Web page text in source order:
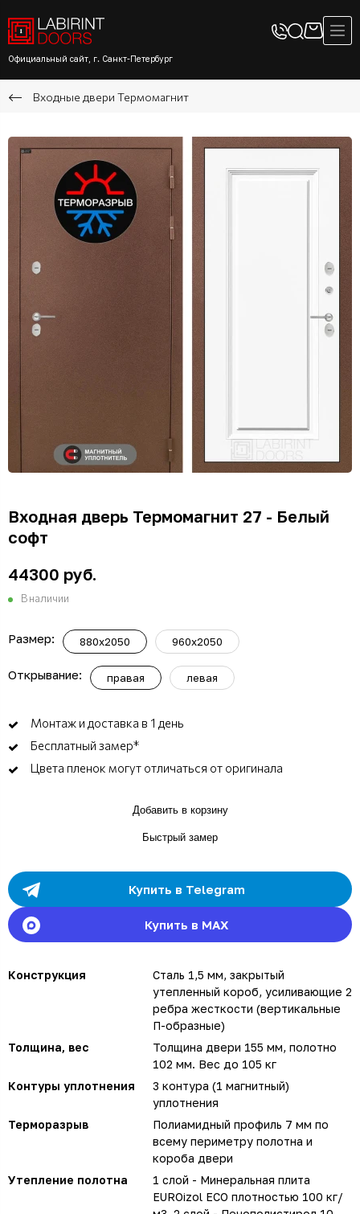
Официальный сайт, г. Санкт-Петербург
Входные двери Термомагнит
Входная дверь Термомагнит 27 - Белый
софт
44300 руб.
В наличии
Размер: 880x2050 960x2050
Открывание: правая левая
Монтаж и доставка в 1 день
Бесплатный замер*
Цвета пленок могут отличаться от оригинала
Добавить в корзину
Быстрый замер
Купить в Telegram
Купить в MAX
Конструкция
Сталь 1,5 мм, закрытый
утепленный короб, усиливающие 2
ребра жесткости (вертикальные
П-образные)
Толщина, вес
Толщина двери 155 мм, полотно
102 мм. Вес до 105 кг
Контуры уплотнения
3 контура (1 магнитный)
уплотнения
Терморазрыв
Полиамидный профиль 7 мм по
всему периметру полотна и
короба двери
Утепление полотна
1 слой - Минеральная плита
EUROizol ECO плотностью 100 кг/